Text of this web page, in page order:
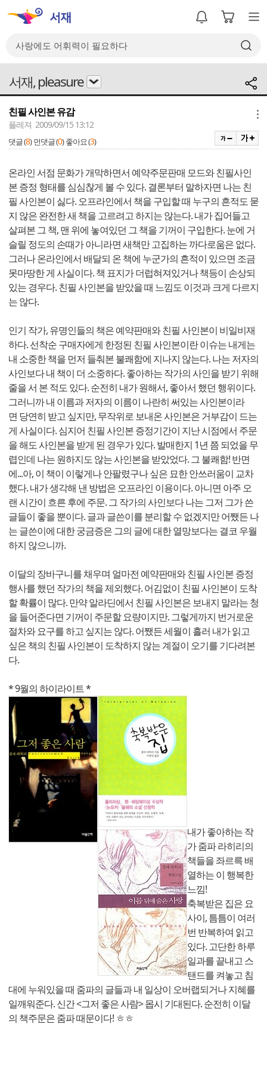
서재, pleasure
친필 사인본 유감
플레져 2009/09/15 13:12
댓글 (8) 먼댓글 (0) 좋아요 (3)
온라인 서점 문화가 개막하면서 예약주문판매 모드와 친필사인
본 증정 형태를 심심찮게 볼 수 있다. 결론부터 말하자면 나는 친
필 사인본이 싫다. 오프라인에서 책을 구입할 때 누구의 흔적도 묻
지 않은 완전한 새 책을 고르려고 하지는 않는다. 내가 집어들고
살펴본 그 책, 맨 위에 놓여있던 그 책을 기꺼이 구입한다. 눈에 거
슬릴 정도의 손때가 아니라면 새책만 고집하는 까다로움은 없다.
그러나 온라인에서 배달되 온 책에 누군가의 흔적이 있으면 조금
못마땅한 게 사실이다. 책 표지가 더럽혀져있거나 책등이 손상되
있는 경우다. 친필 사인본을 받았을 때 느낌도 이것과 크게 다르지
는 않다.
인기 작가, 유명인들의 책은 예약판매와 친필 사인본이 비일비재
하다. 선착순 구매자에게 한정된 친필 사인본이란 이슈는 내게는
내 소중한 책을 먼저 들춰본 불쾌함에 지나지 않는다. 나는 저자의
사인보다 내 책이 더 소중하다. 좋아하는 작가의 사인을 받기 위해
줄을 서 본 적도 있다. 순전히 내가 원해서, 좋아서 했던 행위이다.
그러니까 내 이름과 저자의 이름이 나란히 써있는 사인본이라
면 당연히 받고 싶지만, 무작위로 보내온 사인본은 거부감이 드는
게 사실이다. 심지어 친필 사인본 증정기간이 지난 시점에서 주문
을 해도 사인본을 받게 된 경우가 있다. 발매한지 1년 쯤 되었을 무
렵인데 나는 원하지도 않는 사인본을 받았었다. 그 불쾌함! 반면
에...아, 이 책이 이렇게나 안팔렸구나 싶은 묘한 안쓰러움이 교차
했다. 내가 생각해 낸 방법은 오프라인 이용이다. 아니면 아주 오
랜 시간이 흐른 후에 주문. 그 작가의 사인보다 나는 그저 그가 쓴
글들이 좋을 뿐이다. 글과 글쓴이를 분리할 수 없겠지만 어쨌든 나
는 글쓴이에 대한 궁금증은 그의 글에 대한 열망보다는 결코 우월
하지 않으니까.
이달의 장바구니를 채우며 얼마전 예약판매와 친필 사인본 증정
행사를 했던 작가의 책을 제외했다. 어김없이 친필 사인본이 도착
할 확률이 많다. 만약 알라딘에서 친필 사인본은 보내지 말라는 청
을 들어준다면 기꺼이 주문할 요량이지만. 그렇게까지 번거로운
절차와 요구를 하고 싶지는 않다. 어쨌든 세월이 흘러 내가 읽고
싶은 책의 친필 사인본이 도착하지 않는 계절이 오기를 기다려본
다.
* 9월의 하이라이트 *
내가 좋아하는 작
가 줌파 라히리의
책들을 좌르륵 배
열하는 이 행복한
느낌!
축복받은 집은 요
사이, 틈틈이 여러
번 반복하여 읽고
있다. 고단한 하루
일과를 끝내고 스
탠드를 켜놓고 침
대에 누워있을 때 줌파의 글들과 내 일상이 오버랩되거나 지혜를
일깨워준다. 신간 <그저 좋은 사람> 몹시 기대된다. 순전히 이달
의 책주문은 줌파 때문이다! ㅎㅎ